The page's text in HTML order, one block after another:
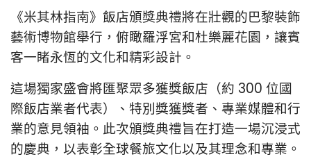
《米其林指南》飯店頒獎典禮將在壯觀的巴黎裝飾
藝術博物館舉行，俯瞰羅浮宮和杜樂麗花園，讓賓
客一睹永恆的文化和精彩設計。
這場獨家盛會將匯聚眾多獲獎飯店（約 300 位國
際飯店業者代表）、特別獎獲獎者、專業媒體和行
業的意見領袖。 此次頒獎典禮旨在打造一場沉浸式
的慶典，以表彰全球餐旅文化以及其理念和專業。